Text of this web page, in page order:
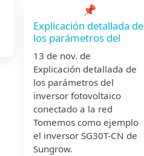
📌
Explicación detallada de
los parámetros del
13 de nov. de
Explicación detallada de
los parámetros del
inversor fotovoltaico
conectado a la red
Tomemos como ejemplo
el inversor SG30T-CN de
Sungrow.